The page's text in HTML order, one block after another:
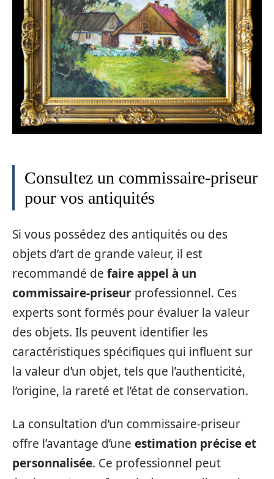
Consultez un commissaire-priseur
pour vos antiquités
Si vous possédez des antiquités ou des
objets d’art de grande valeur, il est
recommandé de faire appel à un
commissaire-priseur professionnel. Ces
experts sont formés pour évaluer la valeur
des objets. Ils peuvent identifier les
caractéristiques spécifiques qui influent sur
la valeur d’un objet, tels que l’authenticité,
l’origine, la rareté et l’état de conservation.
La consultation d’un commissaire-priseur
offre l’avantage d’une estimation précise et
personnalisée. Ce professionnel peut